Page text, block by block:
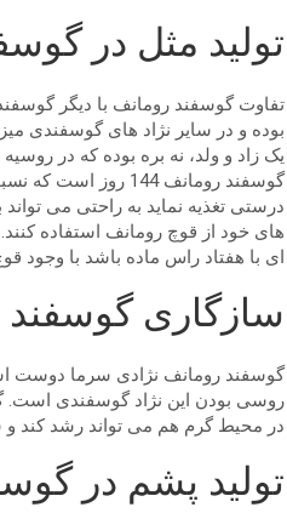
تولید مثل در
تفاوت گوسفند رومانف با دیگر
بوده و در سایر نژاد های گوسفندی
یک زاد و ولد، نه بره بوده که در
گوسفند رومانف
درستی تغذیه نماید به راحتی می
های خود از قوچ رومانف استفاده
ای با هفتاد راس ماده باشد با وجود
سازگاری گوسفند
گوسفند رومانف نژادی سرما دوست
روسی بودن این نژاد گوسفندی
در محیط گرم هم می تواند رشد کند و
تولید پشم در